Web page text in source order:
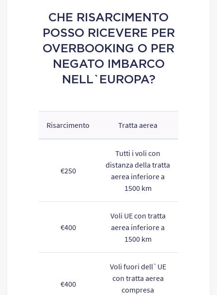
CHE RISARCIMENTO
POSSO RICEVERE PER
OVERBOOKING O PER
NEGATO IMBARCO
NELL`EUROPA?
Risarcimento Tratta aerea
€250
Tutti i voli con
distanza della tratta
aerea inferiore a
1500 km
€400
Voli UE con tratta
aerea inferiore a
1500 km
€400
Voli fuori dell`UE
con tratta aerea
compresa